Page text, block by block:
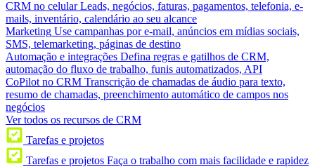
CRM no celular Leads, negócios, faturas, pagamentos, telefonia, e-
mails, inventário, calendário ao seu alcance
Marketing Use campanhas por e-mail, anúncios em mídias sociais,
SMS, telemarketing, páginas de destino
Automação e integrações Defina regras e gatilhos de CRM,
automação do fluxo de trabalho, funis automatizados, API
CoPilot no CRM Transcrição de chamadas de áudio para texto,
resumo de chamadas, preenchimento automático de campos nos
negócios
Ver todos os recursos de CRM
Tarefas e projetos
Tarefas e projetos Faça o trabalho com mais facilidade e rapidez